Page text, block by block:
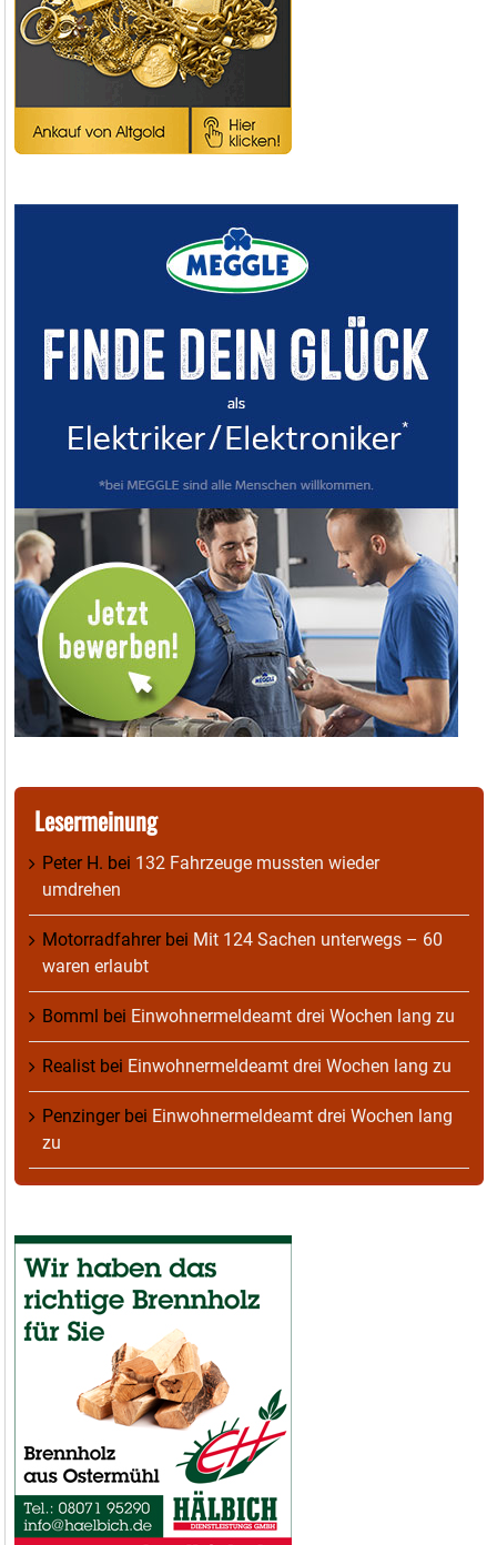
Lesermeinung
Peter H. bei 132 Fahrzeuge mussten wieder
umdrehen
Motorradfahrerbei Mit 124 Sachen unterwegs – 60
waren erlaubt
Bomml bei Einwohnermeldeamt drei Wochen lang zu
Realist bei Einwohnermeldeamt drei Wochen lang zu
Penzingerbei Einwohnermeldeamt drei Wochen lang
zu